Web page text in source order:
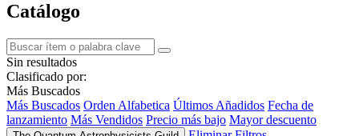
Catálogo
Sin resultados
Clasificado por:
Más Buscados
Más Buscados Orden Alfabetica Últimos Añadidos Fecha de
lanzamiento Más Vendidos Precio más bajo Mayor descuento